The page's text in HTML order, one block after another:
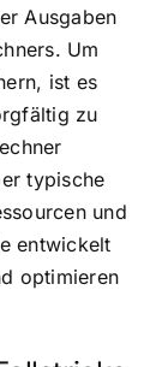
Ausgaben
Um
ist es
zu
typische
und
entwickelt
optimieren